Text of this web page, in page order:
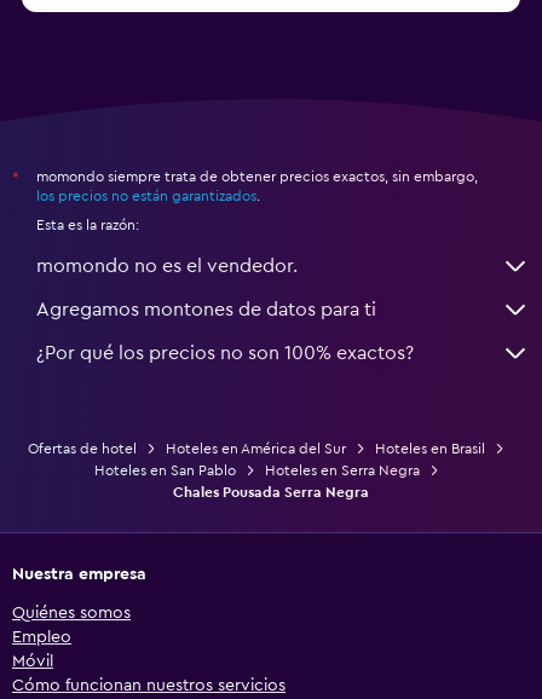
*
momondo siempre trata de obtener precios exactos, sin embargo,
los precios no están garantizados
Esta es la razón:
momondo no es el vendedor.
Agregamos montones de datos para ti
¿Por qué los precios no son 100% exactos?
Ofertas de hotel Hoteles en América del Sur
Hoteles en Brasil
Hoteles en San Pablo
Hoteles en Serra Negra
Chales Pousada Serra Negra
Nuestra empresa
Quiénes somos
Empleo
Móvil
Cómo funcionan nuestros servicios